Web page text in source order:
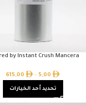
by Instant Crush Mancera
5,00
–
615,00
تحديد أحد الخيارات